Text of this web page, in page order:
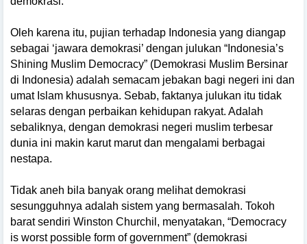
Oleh karena itu, pujian terhadap Indonesia yang diangap
sebagai ‘jawara demokrasi’ dengan julukan “Indonesia’s
Shining Muslim Democracy” (Demokrasi Muslim Bersinar
di Indonesia) adalah semacam jebakan bagi negeri ini dan
umat Islam khususnya. Sebab, faktanya julukan itu tidak
selaras dengan perbaikan kehidupan rakyat. Adalah
sebaliknya, dengan demokrasi negeri muslim terbesar
dunia ini makin karut marut dan mengalami berbagai
nestapa.
Tidak aneh bila banyak orang melihat demokrasi
sesungguhnya adalah sistem yang bermasalah. Tokoh
barat sendiri Winston Churchil, menyatakan, “Democracy
is worst possible form of government” (demokrasi